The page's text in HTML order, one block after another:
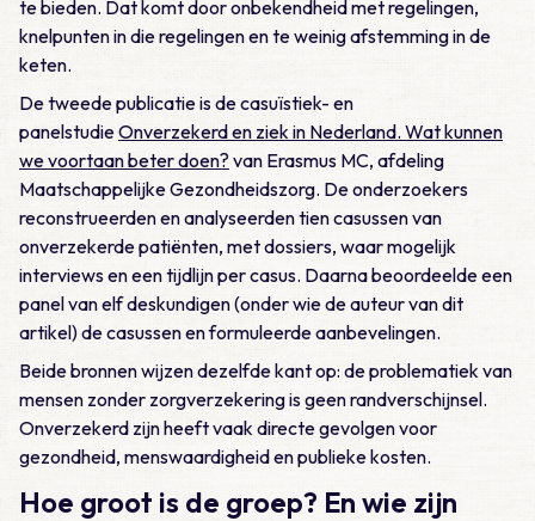
te bieden. Dat komt door onbekendheid met regelingen,
knelpunten in die regelingen en te weinig afstemming in de
keten.
De tweede publicatie is de casuïstiek- en
panelstudieOnverzekerd en ziek in Nederland. Wat kunnen
we voortaan beter doen? van Erasmus MC, afdeling
Maatschappelijke Gezondheidszorg. De onderzoekers
reconstrueerden en analyseerden tien casussen van
onverzekerde patiënten, met dossiers, waar mogelijk
interviews en een tijdlijn per casus. Daarna beoordeelde een
panel van elf deskundigen (onder wie de auteur van dit
artikel) de casussen en formuleerde aanbevelingen.
Beide bronnen wijzen dezelfde kant op: de problematiek van
mensen zonder zorgverzekering is geen randverschijnsel.
Onverzekerd zijn heeft vaak directe gevolgen voor
gezondheid, menswaardigheid en publieke kosten.
Hoe groot is de groep? En wie zijn